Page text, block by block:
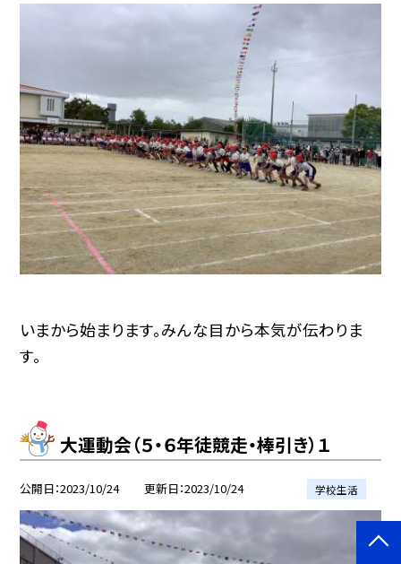
いまから始まります。みんな目から本気が伝わりま
す。
大運動会（５・６年徒競走・棒引き）１
公開日 2023/10/24 更新日 2023/10/24 学校生活